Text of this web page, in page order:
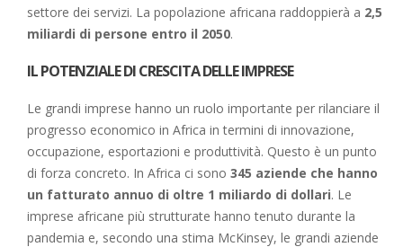
settore dei servizi. La popolazione africana raddoppierà a 2,5
miliardi di persone entro il 2050.
IL POTENZIALE DI CRESCITA DELLE IMPRESE
Le grandi imprese hanno un ruolo importante per rilanciare il
progresso economico in Africa in termini di innovazione,
occupazione, esportazioni e produttività. Questo è un punto
di forza concreto. In Africa ci sono 345 aziende che hanno
un fatturato annuo di oltre 1 miliardo di dollari. Le
imprese africane più strutturate hanno tenuto durante la
pandemia e, secondo una stima McKinsey, le grandi aziende